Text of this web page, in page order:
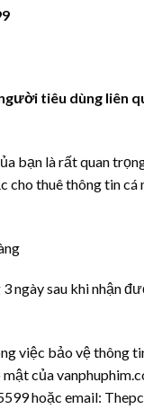
tiêu dùng liên
bạn là rất quan
cho thuê thông tin
ngày sau khi nhận
việc bảo vệ thông
của
hoặc email: